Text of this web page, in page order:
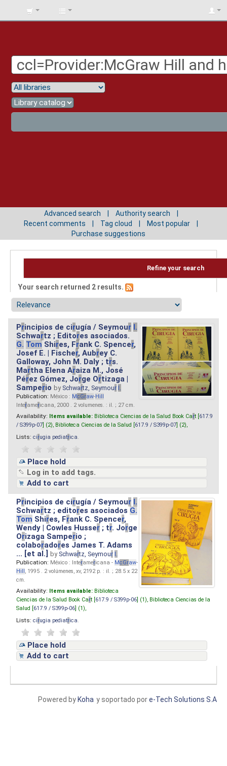
BIBLIOTECA
Advanced search
Authority search
Recent comments
Tag cloud
Most popular
Purchase suggestions
Refine your search
Your search returned 2 results.
Principios de cirugía / Seymour I.
Schwartz ; Editores asociados.
G. Tom Shires, Frank C. Spencer,
Josef E. | Fischer, Aubrey C.
Galloway, John M. Daly ; trs.
Martha Elena Araiza M., José
Pérez Gómez, Jorge Ortizaga |
Samperio by Schwartz, Seymour I.
Publication: México : McGraw-Hill
Interamericana, 2000 . 2 volumenes. : il. ; 27 cm.
Availability: Items available: Biblioteca Ciencias de la Salud Book Cart [ 617.9
/ S399p-07 ] (2), Biblioteca Ciencias de la Salud [ 617.9 / S399p-07 ] (2),
Lists: cirugia pediatrica
Place hold
Log in to add tags.
Add to cart
Principios de cirugía / Seymour I.
Schwartz ; editores asociados G.
Tom Shires, Frank C. Spencer,
Wendy | Cowles Husser ; tr. Jorge
Orizaga Samperio ;
colaboradores James T. Adams
... [et al.]by Schwartz, Seymour I.
Publication: México : Interamericana - McGraw-
Hill, 1995 . 2 volúmenes, xv, 2192 p. : il. ; 28.5 x 22
cm.
Availability: Items available: Biblioteca
Ciencias de la Salud Book Cart [ 617.9 / S399p-06 ] (1), Biblioteca Ciencias de la
Salud [ 617.9 / S399p-06 ] (1),
Lists: cirugia pediatrica
Place hold
Add to cart
y soportado pore-Tech Solutions S.A
Powered by Koha